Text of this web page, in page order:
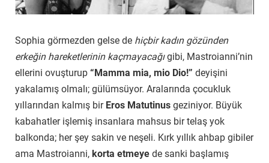
Sophia görmezden gelse de hiçbir kadın gözünden
erkeğin hareketlerinin kaçmayacağıgibi, Mastroianni’nin
ellerini ovuşturup “Mamma mia, mio Dio!” deyişini
yakalamış olmalı; gülümsüyor. Aralarında çocukluk
yıllarından kalmış bir Eros Matutinus geziniyor. Büyük
kabahatler işlemiş insanlara mahsus bir telaş yok
balkonda; her şey sakin ve neşeli. Kırk yıllık ahbap gibiler
ama Mastroianni, korta etmeye de sanki başlamış